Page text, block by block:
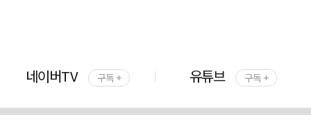
네이버TV 구독 + 유튜브 구독 +